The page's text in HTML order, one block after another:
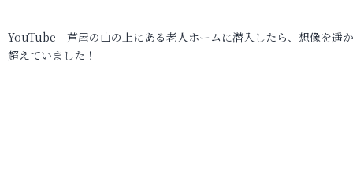
YouTube 芦屋の山の上にある老人ホームに潜入したら、想像を遥
超えていました！